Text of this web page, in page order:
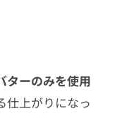
ターのみを使用
仕上がりになっ